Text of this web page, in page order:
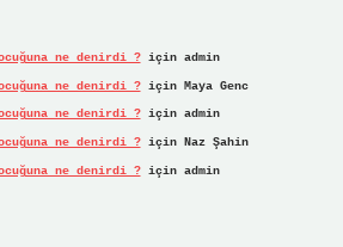
ne denirdi ?için admin
ne denirdi ?için Maya Genc
ne denirdi ?için admin
ne denirdi ?için Naz Şahin
ne denirdi ?için admin